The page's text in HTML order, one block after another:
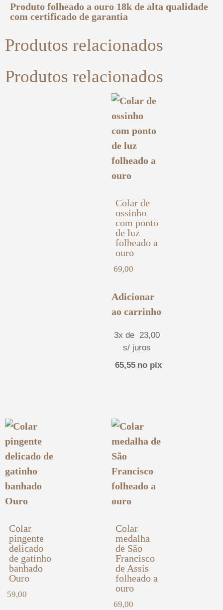
Produto folheado a ouro 18k de alta qualidade
com certificado de garantia
Produtos relacionados
Produtos relacionados
Colar de
ossinho
com ponto
de luz
folheado a
ouro
69,00
Adicionar
ao carrinho
3x de 23,00
s/ juros
65,55 no pix
Colar
pingente
delicado
de gatinho
banhado
Ouro
59,00
Colar
medalha
de São
Francisco
de Assis
folheado a
ouro
69,00